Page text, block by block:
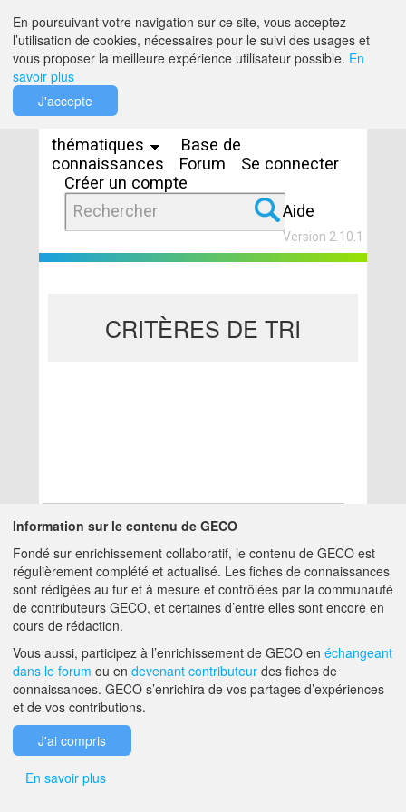
thématiques
Base de
connaissances
Forum
Se connecter
Créer un compte
Aide
Version 2.10.1
CRITÈRES DE TRI
Aucun résultat
A PROPOS DE GECO AIDE
F.A.Q. NOUS CONTACTER
En poursuivant votre navigation sur ce site, vous acceptez
l’utilisation de cookies, nécessaires pour le suivi des usages et
vous proposer la meilleure expérience utilisateur possible. En
savoir plus
J'accepte
Information sur le contenu de GECO
Fondé sur enrichissement collaboratif, le contenu de GECO est
régulièrement complété et actualisé. Les fiches de connaissances
sont rédigées au fur et à mesure et contrôlées par la communauté
de contributeurs GECO, et certaines d’entre elles sont encore en
cours de rédaction.
Vous aussi, participez à l’enrichissement de GECO en échangeant
dans le forum ou en devenant contributeur des fiches de
connaissances. GECO s’enrichira de vos partages d’expériences
et de vos contributions.
J'ai compris
En savoir plus